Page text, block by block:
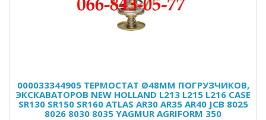
000033344905 ТЕРМОСТАТ Ø48MM ПОГРУЗЧИКОВ,
ЭКСКАВАТОРОВ NEW HOLLAND L213 L215 L216 CASE
SR130 SR150 SR160 ATLAS AR30 AR35 AR40 JCB 8025
8026 8030 8035 YAGMUR AGRIFORM 350